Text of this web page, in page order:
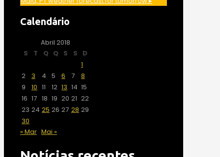
Calendário
Abril 2018
S
T Q Q S S
D
1
2
3 4 5 6 7
8
9
10 11 12 13 14 15
16 17 18 19 20 21 22
23 24 25 26 27 28 29
30
« Mar Mai »